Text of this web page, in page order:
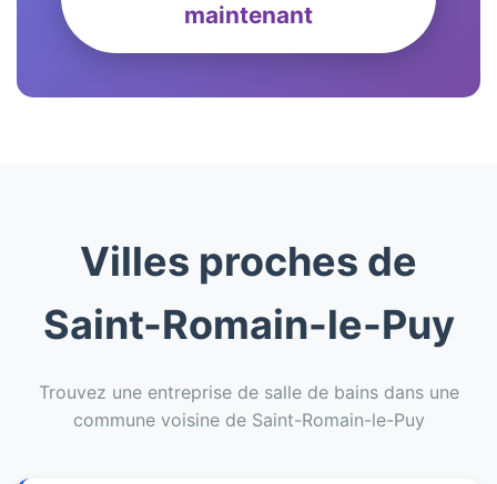
maintenant
Villes proches de
Saint-Romain-le-Puy
Trouvez une entreprise de salle de bains dans une
commune voisine de Saint-Romain-le-Puy